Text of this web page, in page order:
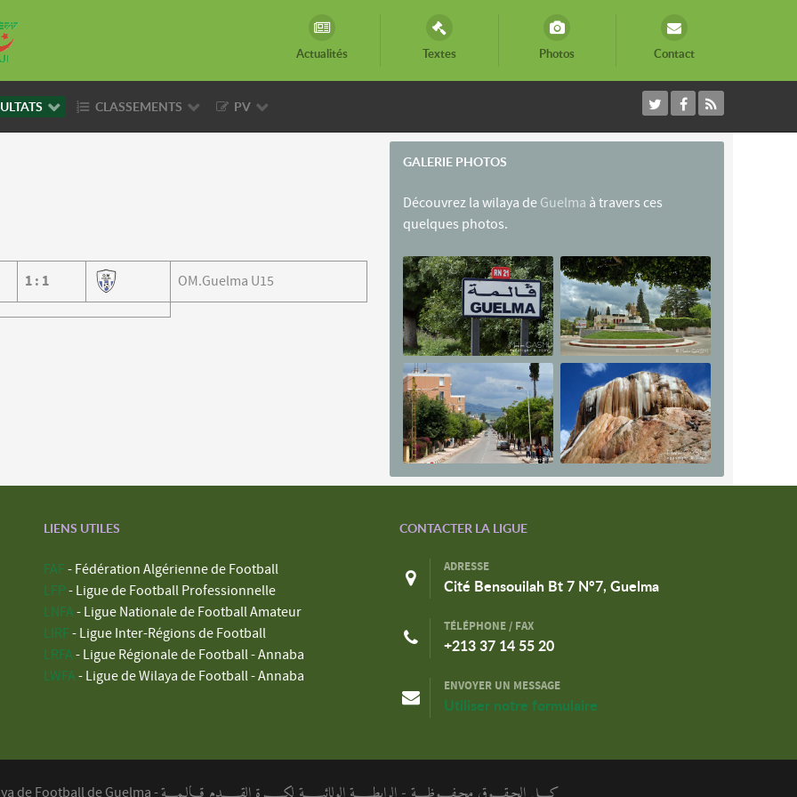
Actualités Textes Photos Contact
CLASSEMENTS PV
1 : 1 OM.Guelma U15
GALERIE PHOTOS
Découvrez la wilaya de Guelma à travers ces
quelques photos.
LIENS UTILES
FAF - Fédération Algérienne de Football
LFP - Ligue de Football Professionnelle
LNFA - Ligue Nationale de Football Amateur
LIRF - Ligue Inter-Régions de Football
LRFA - Ligue Régionale de Football - Annaba
LWFA - Ligue de Wilaya de Football - Annaba
CONTACTER LA LIGUE
ADRESSE
Cité Bensouilah Bt 7 N°7, Guelma
TÉLÉPHONE / FAX
+213 37 14 55 20
ENVOYER UN MESSAGE
Utiliser notre formulaire
de Football de Guelma -